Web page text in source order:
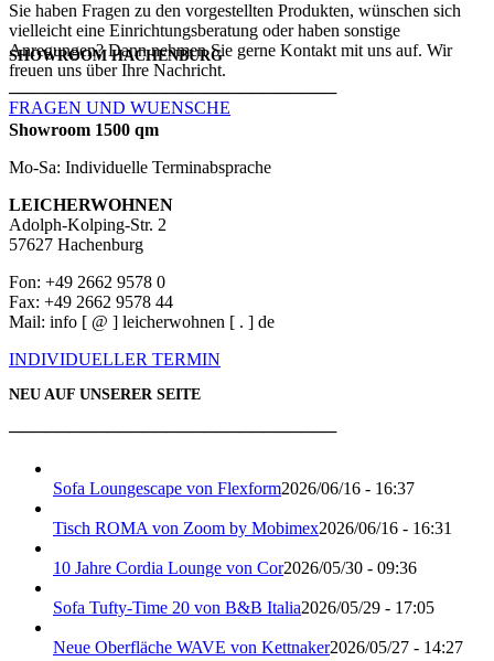
Sie haben Fragen zu den vorgestellten Produkten, wünschen sich
vielleicht eine Einrichtungsberatung oder haben sonstige
Anregungen? Dann nehmen Sie gerne Kontakt mit uns auf. Wir
freuen uns über Ihre Nachricht.
FRAGEN UND WUENSCHE
SHOWROOM HACHENBURG
───────────────────────────
Showroom 1500 qm
Mo-Sa: Individuelle Terminabsprache
LEICHERWOHNEN
Adolph-Kolping-Str. 2
57627 Hachenburg
Fon: +49 2662 9578 0
Fax: +49 2662 9578 44
Mail: info [ @ ] leicherwohnen [ . ] de
INDIVIDUELLER TERMIN
NEU AUF UNSERER SEITE
───────────────────────────
Sofa Loungescape von Flexform2026/06/16 - 16:37
Tisch ROMA von Zoom by Mobimex2026/06/16 - 16:31
10 Jahre Cordia Lounge von Cor2026/05/30 - 09:36
Sofa Tufty-Time 20 von B&B Italia2026/05/29 - 17:05
Neue Oberfläche WAVE von Kettnaker2026/05/27 - 14:27